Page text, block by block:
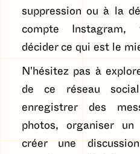
suppression ou à la
compte Instagram,
décider ce qui est le
N'hésitez pas à
de ce réseau
enregistrer des
photos, organiser
créer une